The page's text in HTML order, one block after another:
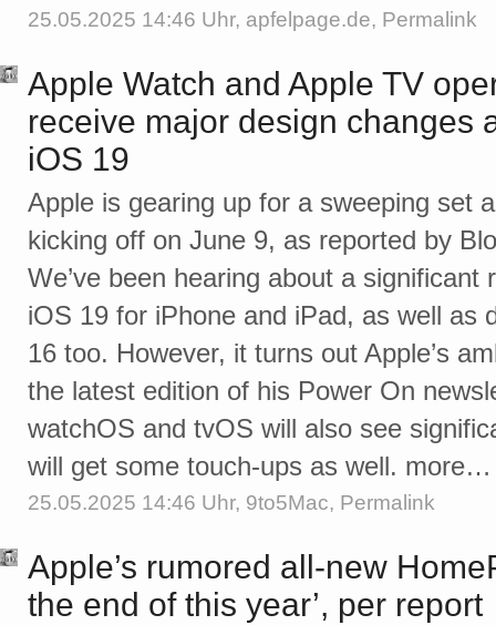
25.05.2025 14:46 Uhr, apfelpage.de, Permalink
Apple Watch and Apple TV
receive major design changes
iOS 19
Apple is gearing up for a sweeping set
kicking off on June 9, as reported by
We’ve been hearing about a
iOS 19 for iPhone and iPad, as well as
16 too. However, it turns out Apple’s
the latest edition of his Power On
watchOS and tvOS will also see
will get some touch-ups as well. more…
25.05.2025 14:46 Uhr, 9to5Mac, Permalink
Apple’s rumored all-new
the end of this year’, per report